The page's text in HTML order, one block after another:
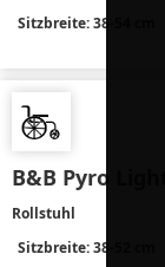
Sitzbreite: 38-54 cm
B&B Pyro Light
Rollstuhl
Sitzbreite: 38-52 cm